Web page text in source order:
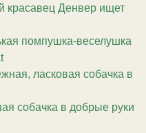
красавец Денвер ищет
помпушка-веселушка
ласковая собачка в
собачка в добрые руки